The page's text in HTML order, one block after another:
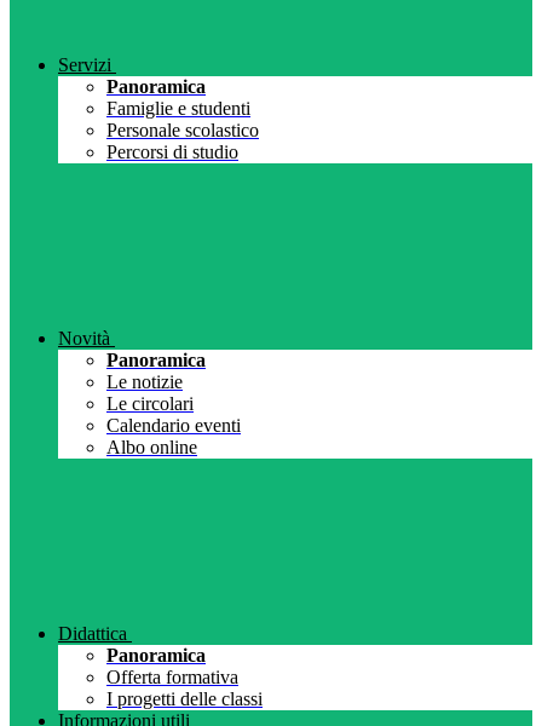
Servizi
Panoramica
Famiglie e studenti
Personale scolastico
Percorsi di studio
Novità
Panoramica
Le notizie
Le circolari
Calendario eventi
Albo online
Didattica
Panoramica
Offerta formativa
I progetti delle classi
Informazioni utili